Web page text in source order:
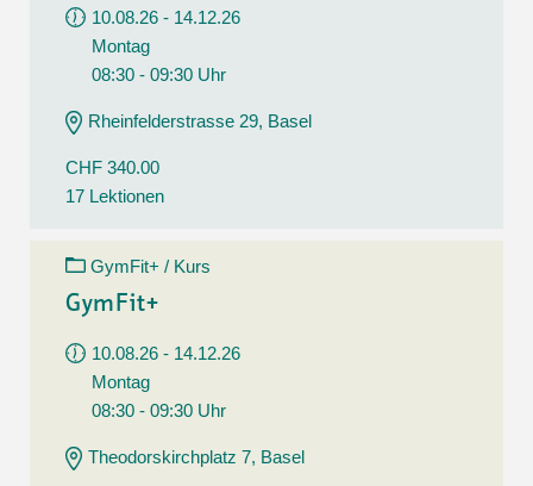
10.08.26 - 14.12.26
Montag
08:30 - 09:30 Uhr
Rheinfelderstrasse 29, Basel
CHF 340.00
17 Lektionen
GymFit+ / Kurs
GymFit+
10.08.26 - 14.12.26
Montag
08:30 - 09:30 Uhr
Theodorskirchplatz 7, Basel